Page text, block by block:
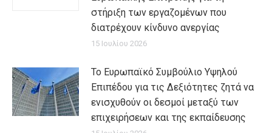
στήριξη των εργαζομένων που
διατρέχουν κίνδυνο ανεργίας
15 Ιουλίου 2026
Το Ευρωπαϊκό Συμβούλιο Υψηλού
Επιπέδου για τις Δεξιότητες ζητά να
ενισχυθούν οι δεσμοί μεταξύ των
επιχειρήσεων και της εκπαίδευσης